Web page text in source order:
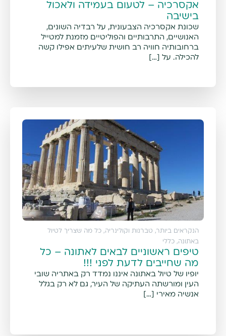
אקסרכיה – לטעום בעמידה ולאכול
בישיבה
שכונת אקסרכיה הצבעונית, על רבדיה השונים,
האנושיים, התרבותיים והפוליטיים מזמנת למטייל
ברחובותיה חוויה רב חושית שלעיתים אפילו קשה
להכילה. על […]
הנקראים ביותר, טברנות וקולינריה, כל מה שצריך לטיול
באתונה, כללי
טיפים ראשוניים לבאים לאתונה – כל
מה שחייבים לדעת לפני !!!
יופיו של טיול באתונה איננו נמדד רק באתריה שובי
העין ומורשתה העתיקה של העיר, גם לא רק בגלל
אנשיה מאירי […]